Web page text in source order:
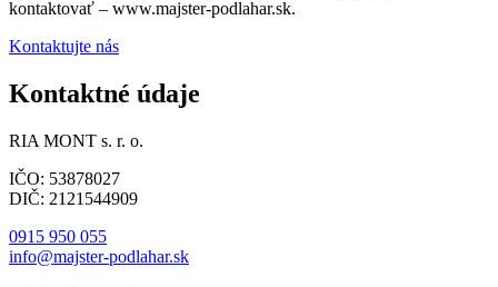
kontaktovať – www.majster-podlahar.sk.
Kontaktujte nás
Kontaktné údaje
RIA MONT s. r. o.
IČO: 53878027
DIČ: 2121544909
0915 950 055
info@majster-podlahar.sk